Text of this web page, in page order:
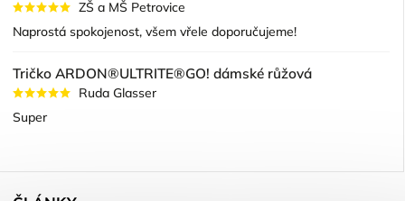
ZŠ a MŠ Petrovice
Naprostá spokojenost, všem vřele doporučujeme!
Tričko ARDON®ULTRITE®GO! dámské růžová
Ruda Glasser
Super